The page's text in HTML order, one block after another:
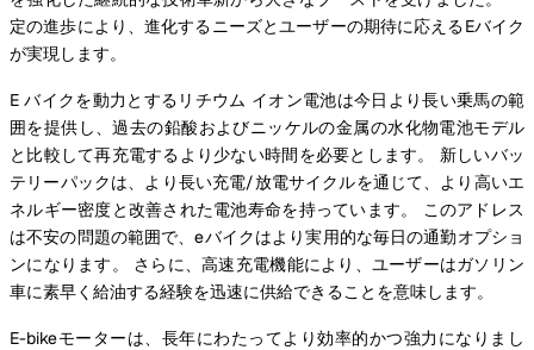
定の進歩により、進化するニーズとユーザーの期待に応えるEバイク
が実現します。
E バイクを動力とするリチウム イオン電池は今日より長い乗馬の範
囲を提供し、過去の鉛酸およびニッケルの金属の水化物電池モデル
と比較して再充電するより少ない時間を必要とします。 新しいバッ
テリーパックは、より長い充電/放電サイクルを通じて、より高いエ
ネルギー密度と改善された電池寿命を持っています。 このアドレス
は不安の問題の範囲で、eバイクはより実用的な毎日の通勤オプショ
ンになります。 さらに、高速充電機能により、ユーザーはガソリン
車に素早く給油する経験を迅速に供給できることを意味します。
E-bikeモーターは、長年にわたってより効率的かつ強力になりまし